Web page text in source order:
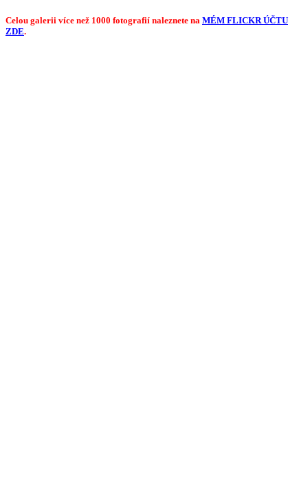
Celou galerii více než 1000 fotografií naleznete na MÉM FLICKR ÚČTU
ZDE.